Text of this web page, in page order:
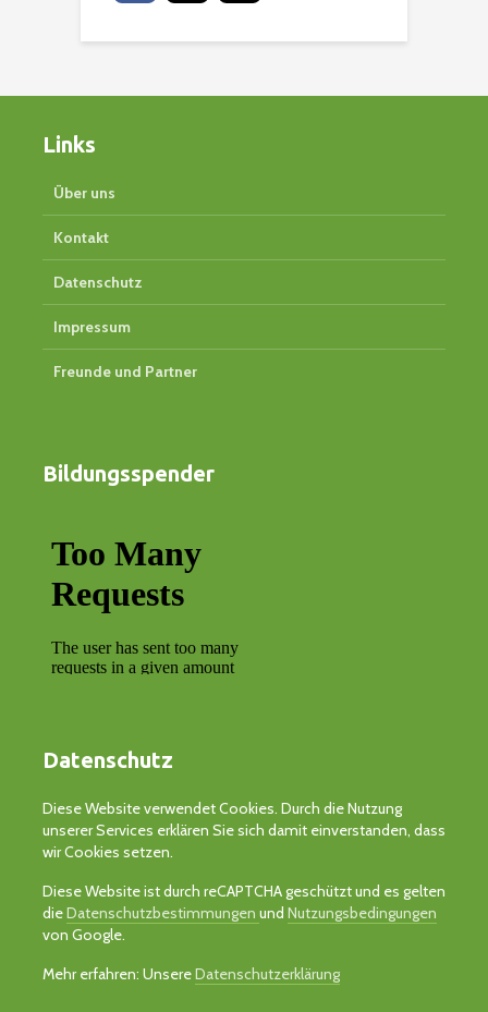
Links
Über uns
Kontakt
Datenschutz
Impressum
Freunde und Partner
Bildungsspender
Datenschutz
Diese Website verwendet Cookies. Durch die Nutzung
unserer Services erklären Sie sich damit einverstanden, dass
wir Cookies setzen.
Diese Website ist durch reCAPTCHA geschützt und es gelten
dieDatenschutzbestimmungen und Nutzungsbedingungen
von Google.
Mehr erfahren: UnsereDatenschutzerklärung